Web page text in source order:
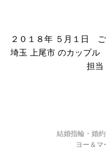
２０１８年 ５月１日
埼玉 上尾市 のカップル
担当 島
結婚指輪・婚
ヨー＆マ